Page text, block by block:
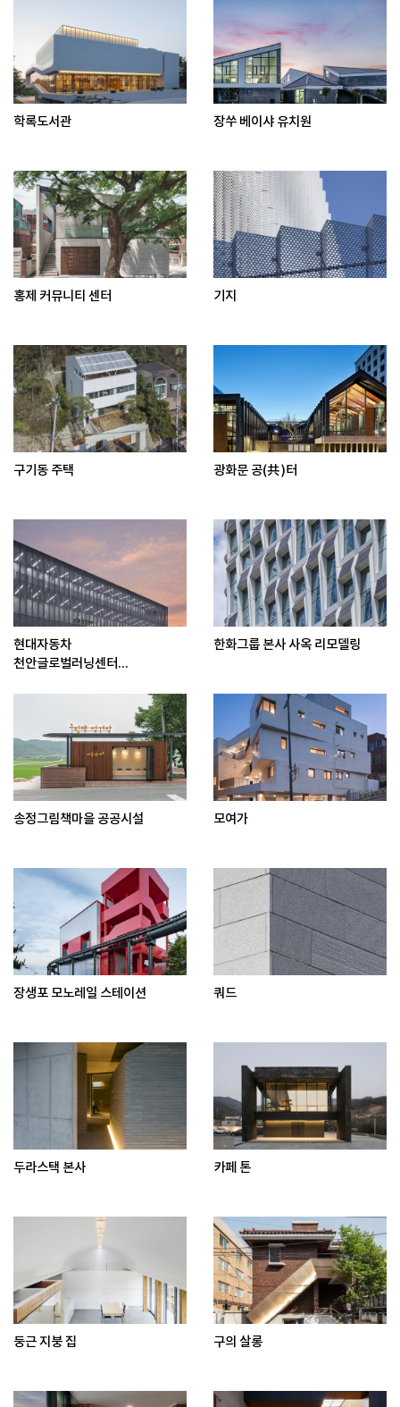
학록도서관 장쑤 베이샤 유치원
홍제 커뮤니티 센터 기지
구기동 주택 광화문 공(共)터
현대자동차
천안글로벌러닝센터...
한화그룹 본사 사옥 리모델링
송정그림책마을 공공시설 모여가
장생포 모노레일 스테이션 쿼드
두라스택 본사 카페 톤
둥근 지붕 집 구의 살롱